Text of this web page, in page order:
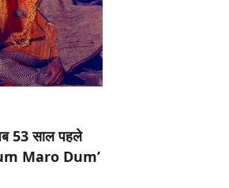
53 साल पहले
Maro Dum’